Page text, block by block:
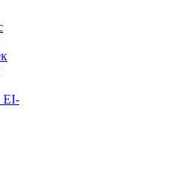
EI-